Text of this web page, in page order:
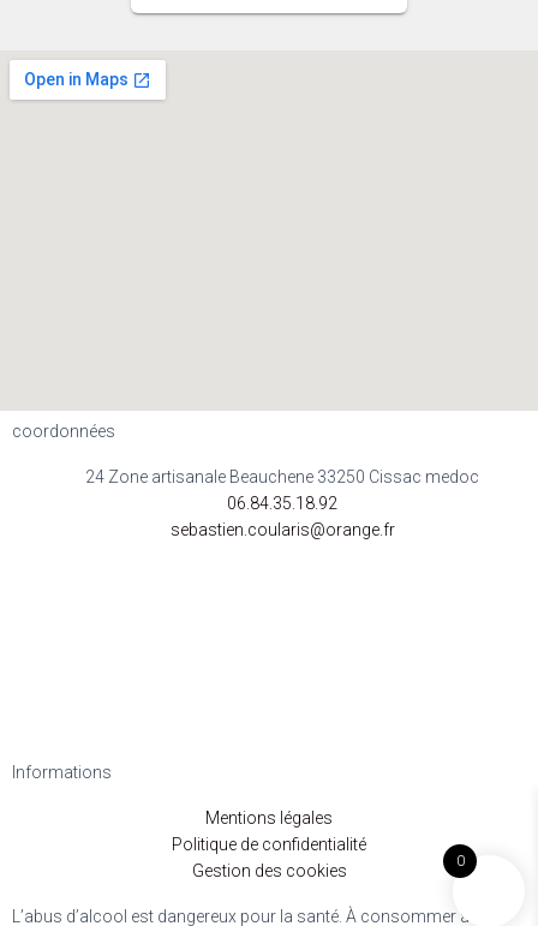
coordonnées
24 Zone artisanale Beauchene 33250 Cissac medoc
06.84.35.18.92
sebastien.coularis@orange.fr
Informations
Mentions légales
Politique de confidentialité
Gestion des cookies
L’abus d’alcool est dangereux pour la santé. À consommer avec
0